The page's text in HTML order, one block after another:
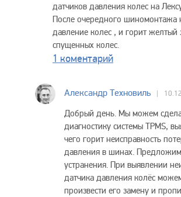
датчиков давления колес на
После очередного шиномонтажа
давление колес , и горит желтый
спущенных колес.
1 коментарий
Александр Техновиль
Добрый день. Мы можем
диагностику системы TPMS,
чего горит неисправность
давления в шинах.
устранения. При выявлении
датчика давления колёс
произвести его замену и